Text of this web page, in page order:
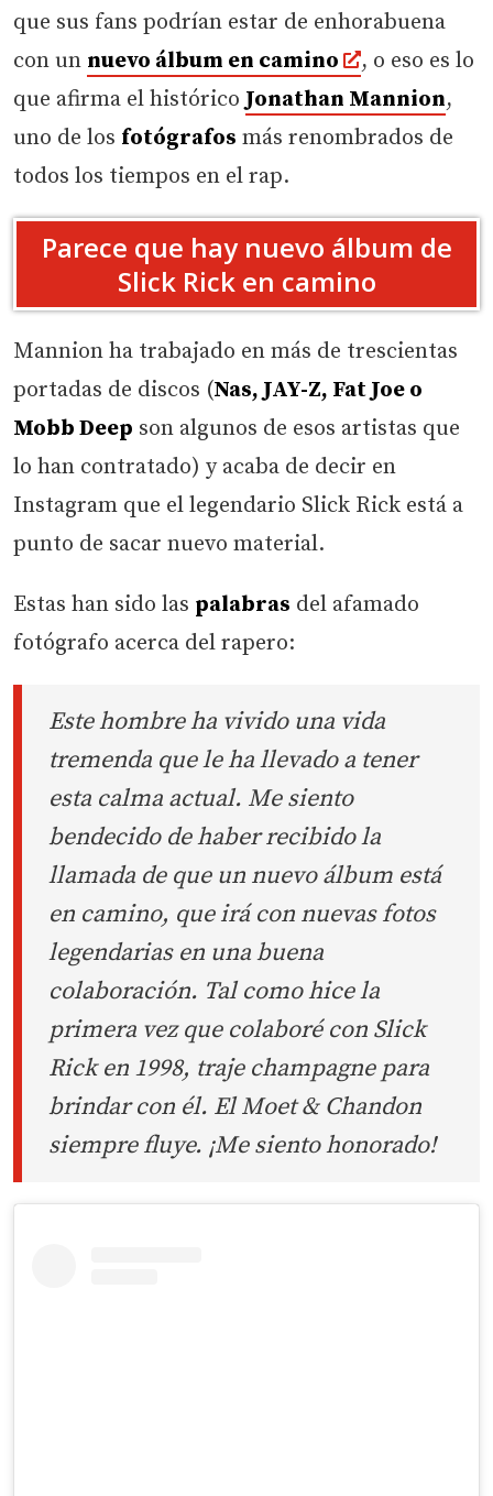
que sus fans podrían estar de enhorabuena
con un nuevo álbum en camino
, o eso es lo
que afirma el históricoJonathan Mannion,
uno de los fotógrafos más renombrados de
todos los tiempos en el rap.
Parece que hay nuevo álbum de
Slick Rick en camino
Mannion ha trabajado en más de trescientas
portadas de discos (Nas, JAY-Z, Fat Joe o
Mobb Deep son algunos de esos artistas que
lo han contratado) y acaba de decir en
Instagram que el legendario Slick Rick está a
punto de sacar nuevo material.
Estas han sido las palabras del afamado
fotógrafo acerca del rapero:
Este hombre ha vivido una vida
tremenda que le ha llevado a tener
esta calma actual. Me siento
bendecido de haber recibido la
llamada de que un nuevo álbum está
en camino, que irá con nuevas fotos
legendarias en una buena
colaboración. Tal como hice la
primera vez que colaboré con Slick
Rick en 1998, traje champagne para
brindar con él. El Moet & Chandon
siempre fluye. ¡Me siento honorado!